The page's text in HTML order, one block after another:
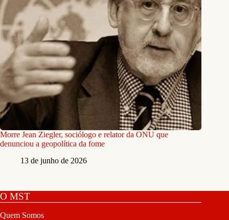
Morre Jean Ziegler, sociólogo e relator da ONU que
denunciou a geopolítica da fome
13 de junho de 2026
O MST
Quem Somos